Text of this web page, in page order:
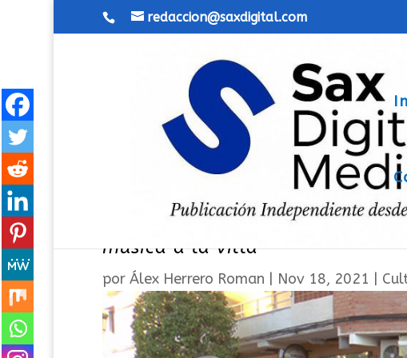
redaccion@saxdigital.com
Los Sones de Sax retoman los
música a la villa
por Álex Herrero Roman Nov 18, 2021